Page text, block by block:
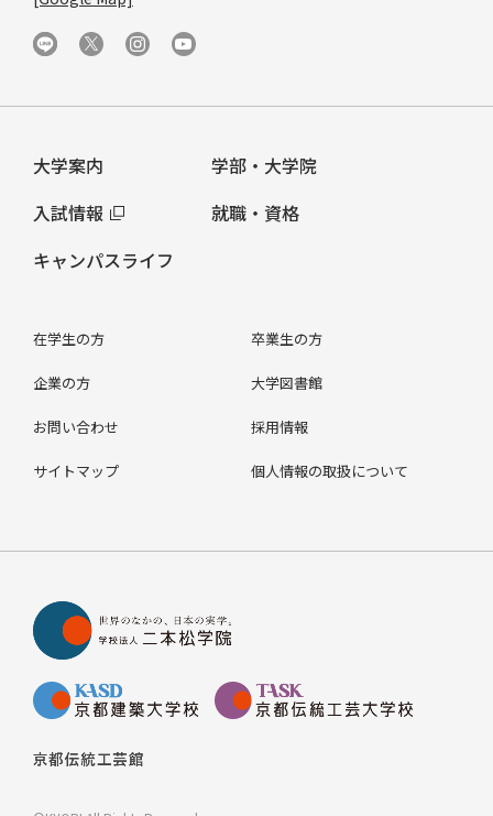
大学案内
学部・大学院
入試情報
就職・資格
キャンパスライフ
在学生の方 卒業生の方
企業の方 大学図書館
お問い合わせ 採用情報
サイトマップ 個人情報の取扱について